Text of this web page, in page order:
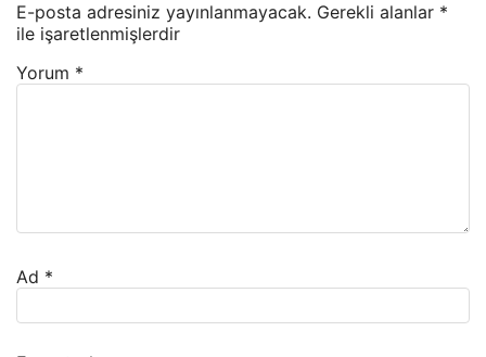
E-posta adresiniz yayınlanmayacak. Gerekli alanlar *
ile işaretlenmişlerdir
Yorum *
Ad *